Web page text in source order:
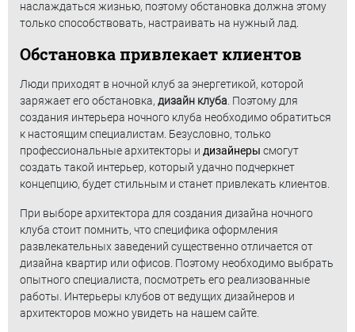
наслаждаться жизнью, поэтому обстановка должна этому
только способствовать, настраивать на нужный лад.
Обстановка привлекает клиентов
Люди приходят в ночной клуб за энергетикой, которой
заряжает его обстановка, дизайн клуба . Поэтому для
создания интерьера ночного клуба необходимо обратиться
к настоящим специалистам. Безусловно, только
профессиональные архитекторы и дизайнеры смогут
создать такой интерьер, который удачно подчеркнет
концепцию, будет стильным и станет привлекать клиентов.
При выборе архитектора для создания дизайна ночного
клуба стоит помнить, что специфика оформления
развлекательных заведений существенно отличается от
дизайна квартир или офисов. Поэтому необходимо выбрать
опытного специалиста, посмотреть его реализованные
работы. Интерьеры клубов от ведущих дизайнеров и
архитекторов можно увидеть на нашем сайте.